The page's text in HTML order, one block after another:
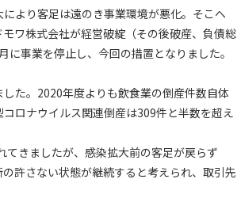
より客足は遠のき事業環境が悪化。そこへ
ワ株式会社が経営破綻（その後破産、負債総
事業を停止し、今回の措置となりました。
た。2020年度よりも飲食業の倒産件数自体
ロナウイルス関連倒産は309件と半数を超え
きましたが、感染拡大前の客足が戻らず
許さない状態が継続すると考えられ、取引先